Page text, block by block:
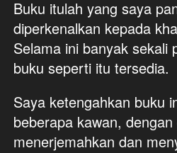
Buku itulah yang saya
diperkenalkan kepada
Selama ini banyak sekali
buku seperti itu tersedia.
Saya ketengahkan buku
beberapa kawan,
menerjemahkan dan